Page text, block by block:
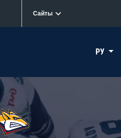
Сайты
РУ